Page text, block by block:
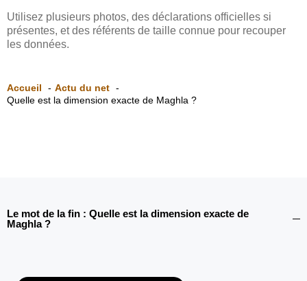
Utilisez plusieurs photos, des déclarations officielles si
présentes, et des référents de taille connue pour recouper
les données.
Accueil
Actu du net
Quelle est la dimension exacte de Maghla ?
Le mot de la fin : Quelle est la dimension exacte de
Maghla ?